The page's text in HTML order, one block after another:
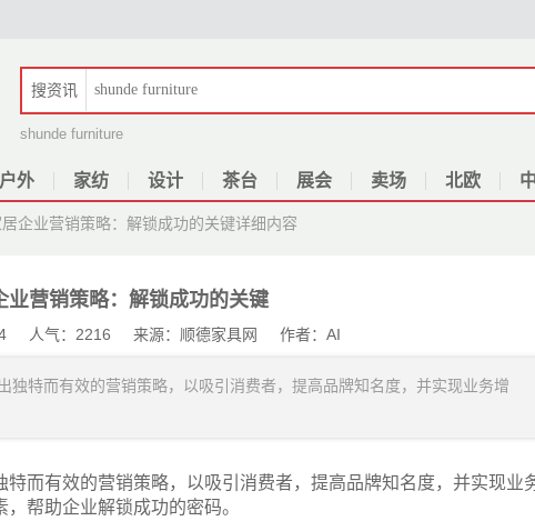
搜资讯
shunde furniture
户外 家纺 设计 茶台 展会 卖场 北欧
居企业营销策略：解锁成功的关键详细内容
业营销策略：解锁成功的关键
人气：2216 来源：顺德家具网 作者：AI
独特而有效的营销策略，以吸引消费者，提高品牌知名度，并实现业务增
而有效的营销策略，以吸引消费者，提高品牌知名度，并实现业
帮助企业解锁成功的密码。